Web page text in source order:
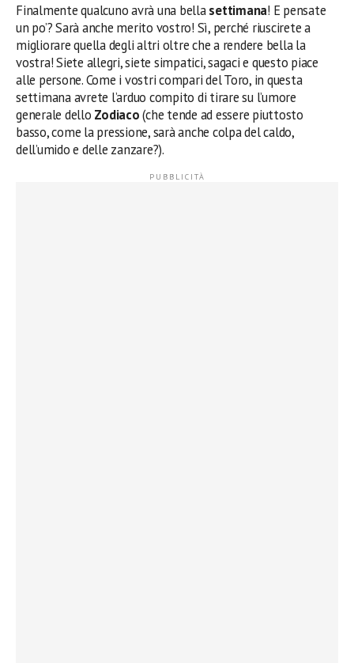
Finalmente qualcuno avrà una bellasettimana! E pensate
un po’? Sarà anche merito vostro! Sì, perché riuscirete a
migliorare quella degli altri oltre che a rendere bella la
vostra! Siete allegri, siete simpatici, sagaci e questo piace
alle persone. Come i vostri compari del Toro, in questa
settimana avrete l’arduo compito di tirare su l’umore
generale dello Zodiaco(che tende ad essere piuttosto
basso, come la pressione, sarà anche colpa del caldo,
dell’umido e delle zanzare?).